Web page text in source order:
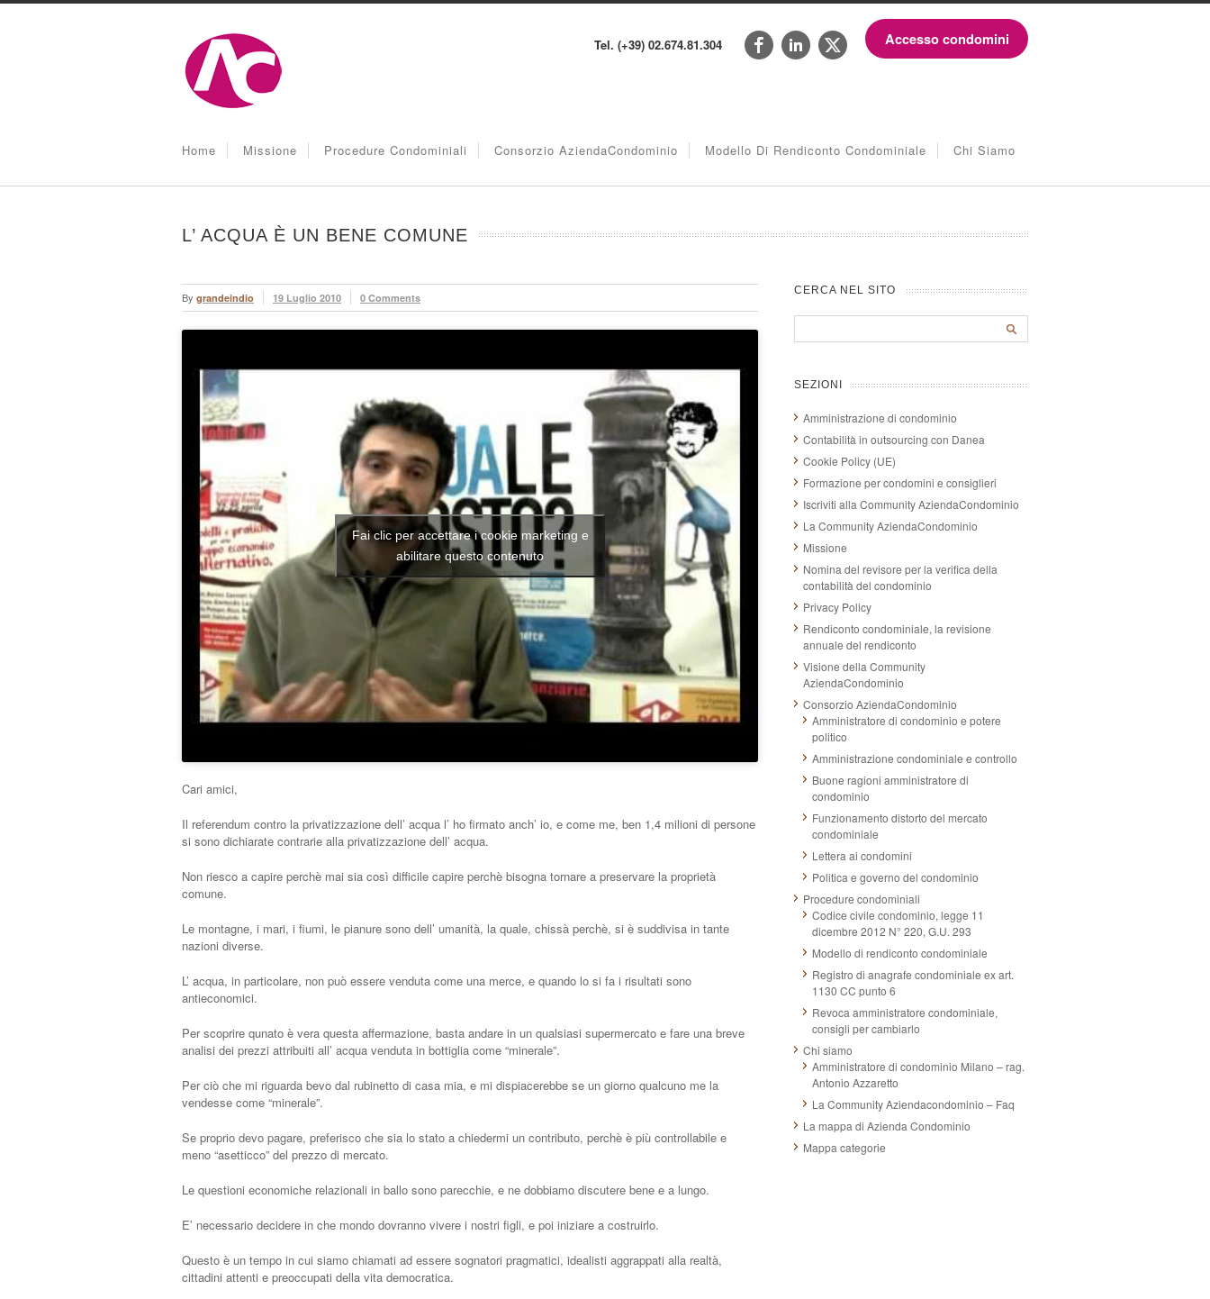
Tel. (+39) 02.674.81.304 Accesso condomini
Home Missione Procedure Condominiali Consorzio AziendaCondominio Modello Di Rendiconto Condominiale Chi Siamo
L’ ACQUA È UN BENE COMUNE
By grandeindio 19 Luglio 2010 0 Comments
Fai clic per accettare i cookie marketing e
abilitare questo contenuto
Cari amici,
Il referendum contro la privatizzazione dell’ acqua l’ ho firmato anch’ io, e come me, ben 1,4 milioni di persone
si sono dichiarate contrarie alla privatizzazione dell’ acqua.
Non riesco a capire perchè mai sia così difficile capire perchè bisogna tornare a preservare la proprietà
comune.
Le montagne, i mari, i fiumi, le pianure sono dell’ umanità, la quale, chissà perchè, si è suddivisa in tante
nazioni diverse.
L’ acqua, in particolare, non può essere venduta come una merce, e quando lo si fa i risultati sono
antieconomici.
Per scoprire qunato è vera questa affermazione, basta andare in un qualsiasi supermercato e fare una breve
analisi dei prezzi attribuiti all’ acqua venduta in bottiglia come “minerale”.
Per ciò che mi riguarda bevo dal rubinetto di casa mia, e mi dispiacerebbe se un giorno qualcuno me la
vendesse come “minerale”.
Se proprio devo pagare, preferisco che sia lo stato a chiedermi un contributo, perchè è più controllabile e
meno “asetticco” del prezzo di mercato.
Le questioni economiche relazionali in ballo sono parecchie, e ne dobbiamo discutere bene e a lungo.
E’ necessario decidere in che mondo dovranno vivere i nostri figli, e poi iniziare a costruirlo.
Questo è un tempo in cui siamo chiamati ad essere sognatori pragmatici, idealisti aggrappati alla realtà,
cittadini attenti e preoccupati della vita democratica.
CERCA NEL SITO
SEZIONI
Amministrazione di condominio
Contabilità in outsourcing con Danea
Cookie Policy (UE)
Formazione per condomini e consiglieri
Iscriviti alla Community AziendaCondominio
La Community AziendaCondominio
Missione
Nomina del revisore per la verifica della
contabilità del condominio
Privacy Policy
Rendiconto condominiale, la revisione
annuale del rendiconto
Visione della Community
AziendaCondominio
Consorzio AziendaCondominio
Amministratore di condominio e potere
politico
Amministrazione condominiale e controllo
Buone ragioni amministratore di
condominio
Funzionamento distorto del mercato
condominiale
Lettera ai condomini
Politica e governo del condominio
Procedure condominiali
Codice civile condominio, legge 11
dicembre 2012 N° 220, G.U. 293
Modello di rendiconto condominiale
Registro di anagrafe condominiale ex art.
1130 CC punto 6
Revoca amministratore condominiale,
consigli per cambiarlo
Chi siamo
Amministratore di condominio Milano – rag.
Antonio Azzaretto
La Community Aziendacondominio – Faq
La mappa di Azienda Condominio
Mappa categorie